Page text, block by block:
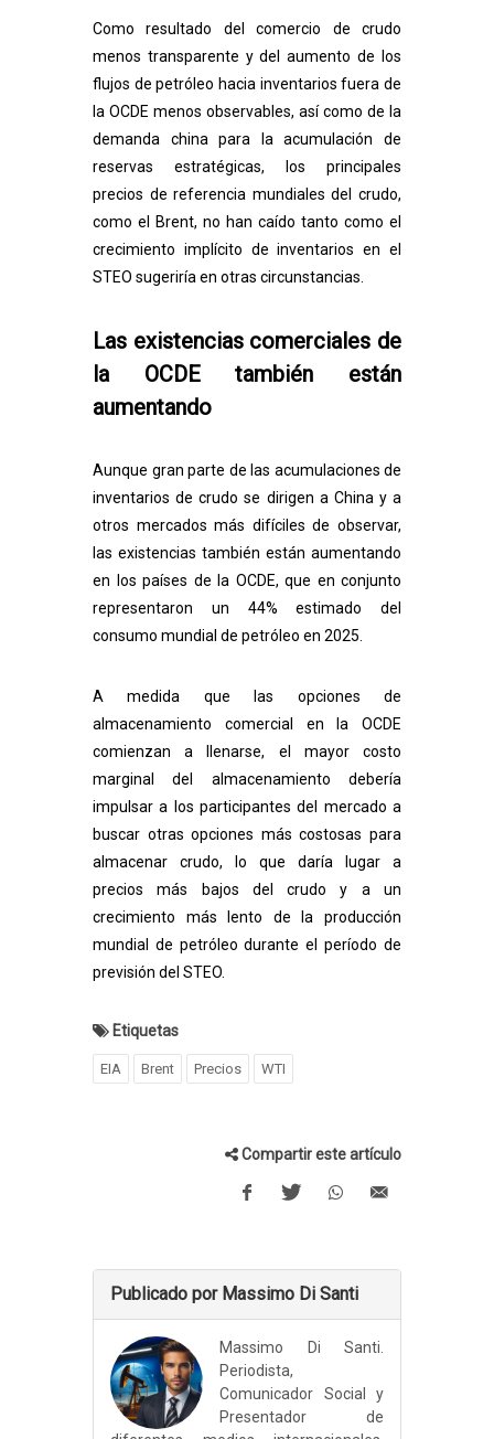
Como resultado del comercio de crudo
menos transparente y del aumento de los
flujos de petróleo hacia inventarios fuera de
la OCDE menos observables, así como de la
demanda china para la acumulación de
reservas estratégicas, los principales
precios de referencia mundiales del crudo,
como el Brent, no han caído tanto como el
crecimiento implícito de inventarios en el
STEO sugeriría en otras circunstancias.
Las existencias comerciales de
la OCDE también están
aumentando
Aunque gran parte de las acumulaciones de
inventarios de crudo se dirigen a China y a
otros mercados más difíciles de observar,
las existencias también están aumentando
en los países de la OCDE, que en conjunto
representaron un 44% estimado del
consumo mundial de petróleo en 2025.
A medida que las opciones de
almacenamiento comercial en la OCDE
comienzan a llenarse, el mayor costo
marginal del almacenamiento debería
impulsar a los participantes del mercado a
buscar otras opciones más costosas para
almacenar crudo, lo que daría lugar a
precios más bajos del crudo y a un
crecimiento más lento de la producción
mundial de petróleo durante el período de
previsión del STEO.
Etiquetas
EIA Brent Precios WTI
Compartir este artículo
Publicado por Massimo Di Santi
Massimo Di Santi.
Periodista,
Comunicador Social y
Presentador de